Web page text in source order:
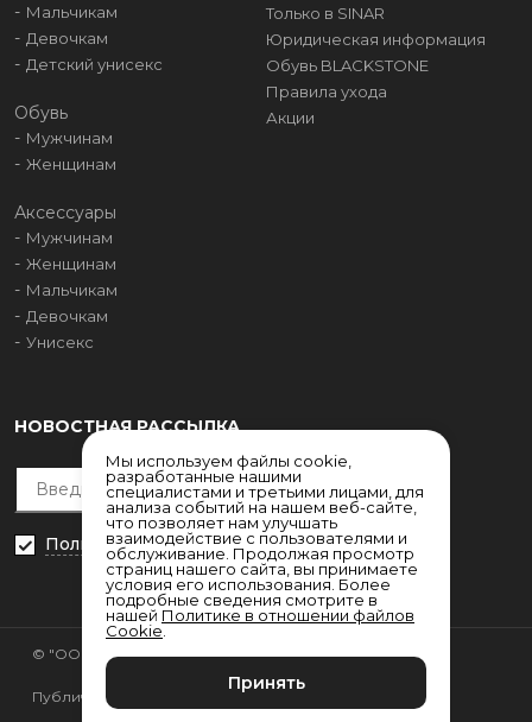
Мальчикам
Девочкам
Детский унисекс
Обувь
Мужчинам
Женщинам
Аксессуары
Мужчинам
Женщинам
Мальчикам
Девочкам
Унисекс
Только в SINAR
Юридическая информация
Обувь BLACKSTONE
Правила ухода
Акции
НОВОСТНАЯ РАССЫЛКА
Политика конфиденциальности
© "ООО НРС"
Согласие на обработку
персональных данных
Публичная оферта
Мы используем файлы cookie,
разработанные нашими
специалистами и третьими лицами, для
анализа событий на нашем веб-сайте,
что позволяет нам улучшать
взаимодействие с пользователями и
обслуживание. Продолжая просмотр
страниц нашего сайта, вы принимаете
условия его использования. Более
подробные сведения смотрите в
нашей Политике в отношении файлов
Cookie
Принять